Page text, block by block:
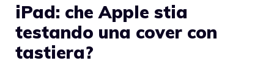
iPad: che Apple stia
testando una cover con
tastiera?